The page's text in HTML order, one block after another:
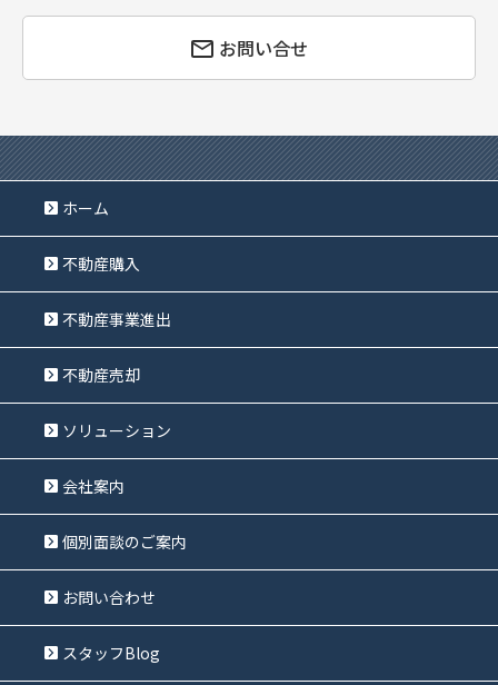
お問い合せ
ホーム
不動産購入
不動産事業進出
不動産売却
ソリューション
会社案内
個別面談のご案内
お問い合わせ
スタッフBlog